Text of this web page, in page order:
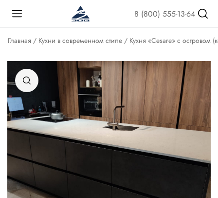
8 (800) 555-13-64
Главная / Кухни в современном стиле / Кухня «Cesare» с островом